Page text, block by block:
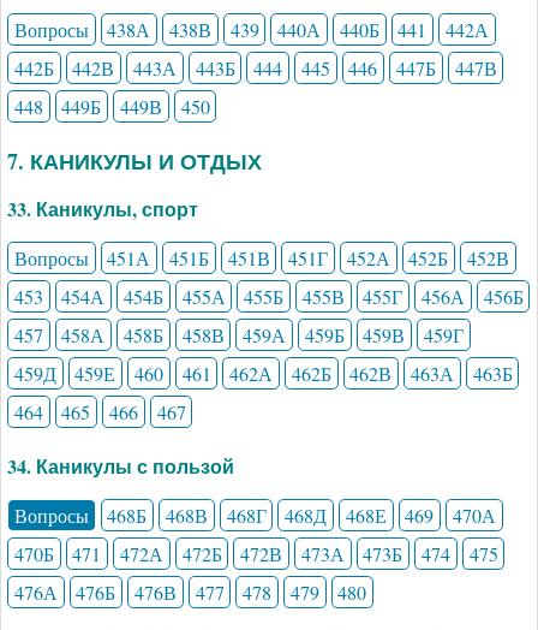
Вопросы 438А 438В 439 440А 440Б 441
442А
442Б
442В 443А 443Б 444 445 446 447Б
447В
448
449Б 449В 450
7. КАНИКУЛЫ И ОТДЫХ
33. Каникулы, спорт
Вопросы 451А 451Б 451В 451Г 452А 452Б
452В
453
454А 454Б 455А 455Б 455В 455Г 456А
456Б
457
458А 458Б 458В 459А 459Б 459В
459Г
459Д
459Е 460 461 462А 462Б 462В 463А
463Б
464
465 466 467
34. Каникулы с пользой
Вопросы 468Б 468В 468Г 468Д 468Е 469
470А
470Б
471 472А 472Б 472В 473А 473Б 474
475
476А
476Б 476В 477 478 479 480